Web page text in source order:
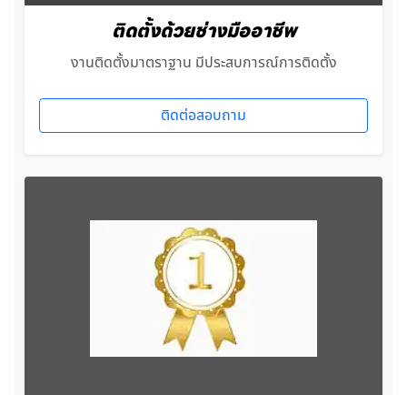
ติดตั้งด้วยช่างมืออาชีพ
งานติดตั้งมาตราฐาน มีประสบการณ์การติดตั้ง
ติดต่อสอบถาม